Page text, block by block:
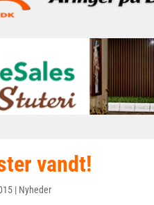
vandt!
| Nyheder